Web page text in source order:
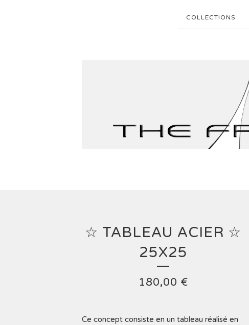
COLLECTIONS
☆ TABLEAU ACIER ☆
25X25
180,00 €
Ce concept consiste en un tableau réalisé en